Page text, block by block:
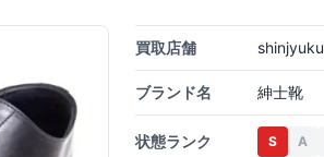
買取店舗 shinjyuku
ブランド名 紳士靴
状態ランク S A